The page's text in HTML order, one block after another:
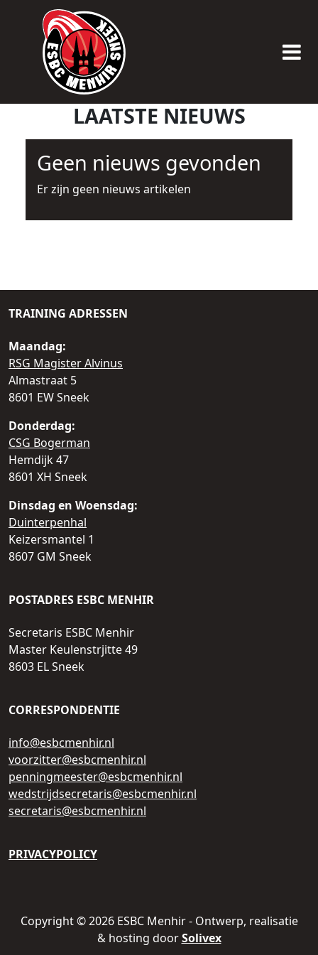
LAATSTE NIEUWS
Geen nieuws gevonden
Er zijn geen nieuws artikelen
TRAINING ADRESSEN
Maandag:
RSG Magister Alvinus
Almastraat 5
8601 EW Sneek
Donderdag:
CSG Bogerman
Hemdijk 47
8601 XH Sneek
Dinsdag en Woensdag:
Duinterpenhal
Keizersmantel 1
8607 GM Sneek
POSTADRES ESBC MENHIR
Secretaris ESBC Menhir
Master Keulenstrjitte 49
8603 EL Sneek
CORRESPONDENTIE
info@esbcmenhir.nl
voorzitter@esbcmenhir.nl
penningmeester@esbcmenhir.nl
wedstrijdsecretaris@esbcmenhir.nl
secretaris@esbcmenhir.nl
PRIVACYPOLICY
Copyright © 2026 ESBC Menhir - Ontwerp, realisatie
& hosting doorSolivex